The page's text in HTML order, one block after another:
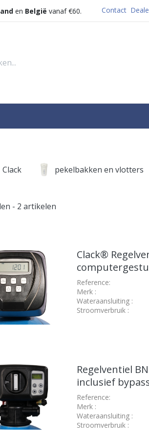
en België vanaf €60. Contact
Clack pekelbakken en vlotters
- 2 artikelen
Clack®
Reference:
Merk :
Wateraansluiting :
Stroomverbruik :
Regelventiel
inclusief
Reference:
Merk :
Wateraansluiting :
Stroomverbruik :